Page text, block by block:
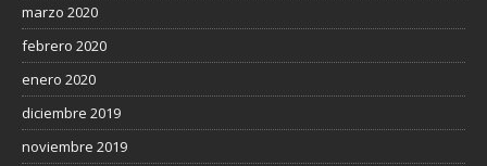
marzo 2020
febrero 2020
enero 2020
diciembre 2019
noviembre 2019